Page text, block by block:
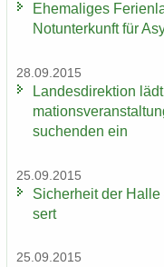
Ehe­ma­li­ges
Not­un­ter­kunft für
28.09.2015
Lan­des­di­rek­ti­on
su­chen­den ein
25.09.2015
Si­cher­heit der
sert
25.09.2015